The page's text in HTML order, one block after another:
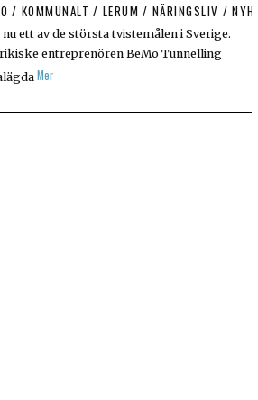
/ KOMMUNALT / LERUM / NÄRINGSLIV /
ett av de största tvistemålen i Sverige.
entreprenören BeMo Tun­nel­ling
Mer